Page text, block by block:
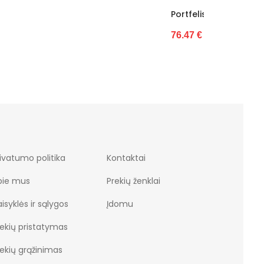
Portfelis Gregorio (GG16882)
politika
mus
ir sąlygos
pristatymas
grąžinimas
Kontaktai
Prekių ženklai
Įdomu